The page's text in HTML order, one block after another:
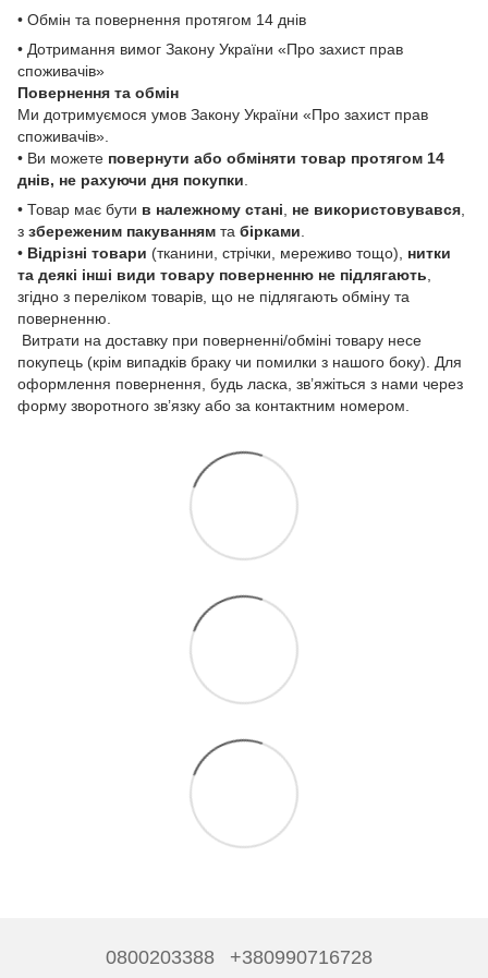
• Обмін та повернення протягом 14 днів
• Дотримання вимог Закону України «Про захист прав
споживачів»
Повернення та обмін
Ми дотримуємося умов Закону України «Про захист прав
споживачів».
• Ви можете повернути або обміняти товар протягом 14
днів, не рахуючи дня покупки
• Товар має бути в належному стані не використовувався
з збереженим пакуванням та бірками
• Відрізні товари (тканини, стрічки, мереживо тощо), нитки
та деякі інші види товару поверненню не підлягають
згідно з переліком товарів, що не підлягають обміну та
поверненню.
Витрати на доставку при поверненні/обміні товару несе
покупець (крім випадків браку чи помилки з нашого боку). Для
оформлення повернення, будь ласка, зв’яжіться з нами через
форму зворотного зв’язку або за контактним номером.
0800203388 +380990716728